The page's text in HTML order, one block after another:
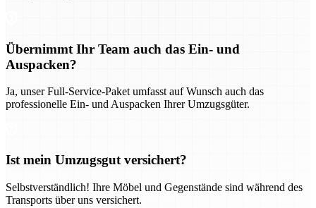
Übernimmt Ihr Team auch das Ein- und
Auspacken?
Ja, unser Full-Service-Paket umfasst auf Wunsch auch das
professionelle Ein- und Auspacken Ihrer Umzugsgüter.
Ist mein Umzugsgut versichert?
Selbstverständlich! Ihre Möbel und Gegenstände sind während des
Transports über uns versichert.